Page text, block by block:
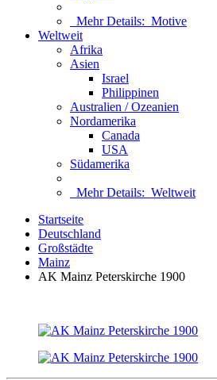
Mehr Details: Motive
Weltweit
Afrika
Asien
Israel
Philippinen
Australien / Ozeanien
Nordamerika
Canada
USA
Südamerika
Mehr Details: Weltweit
Startseite
Deutschland
Großstädte
Mainz
AK Mainz Peterskirche 1900